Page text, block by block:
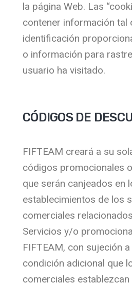
la página Web. Las
contener información tal
identificación
o información para
usuario ha visitado.
CÓDIGOS DE
FIFTEAM creará a su
códigos promocionales
que serán canjeados en
establecimientos de los
comerciales
Servicios y/o
FIFTEAM, con sujeción
condición adicional que
comerciales